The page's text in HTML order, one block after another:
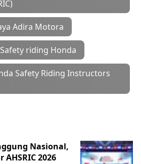
Adira Motora
Safety riding Honda
Safety Riding Instructors
Nasional,
AHSRIC 2026